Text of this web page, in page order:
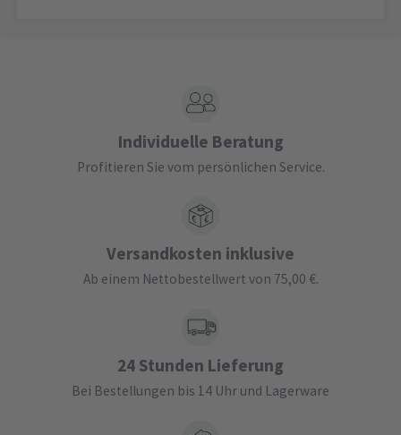
Individuelle Beratung
Profitieren Sie vom persönlichen Service.
Versandkosten inklusive
Ab einem Nettobestellwert von 75,00 €.
24 Stunden Lieferung
Bei Bestellungen bis 14 Uhr und Lagerware